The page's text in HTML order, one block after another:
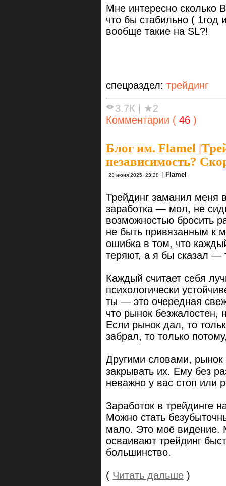
Мне интересно сколько
что бы стабильно ( 1год
вообще такие на SL?!
спецраздел: трейдинг
3.7К | ★2
Комментарии ( 46 )
Блог им. Flamel |
независимость?
23 июня 2025, 23:38 | Flamel
Трейдинг заманил меня
заработка — мол, не
возможностью бросить
не быть привязанным к
ошибка в том, что
теряют, а я бы сказал —
Каждый считает себя
психологически
ты — это очередная
что рынок безжалостен,
Если рынок дал, то
забрал, то только
Другими словами, рынок
закрывать их. Ему без
неважно у вас стоп или
Заработок в трейдинге
Можно стать
мало. Это моё видение.
осваивают трейдинг
большинство.
( Читать дальше )